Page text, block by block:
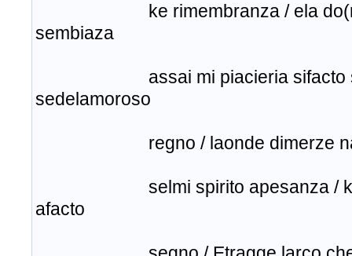
ke rimembranza / ela
sembiaza
assai mi piacieria sifacto
sedelamoroso
regno / laonde dimerze
selmi spirito apesanza /
afacto